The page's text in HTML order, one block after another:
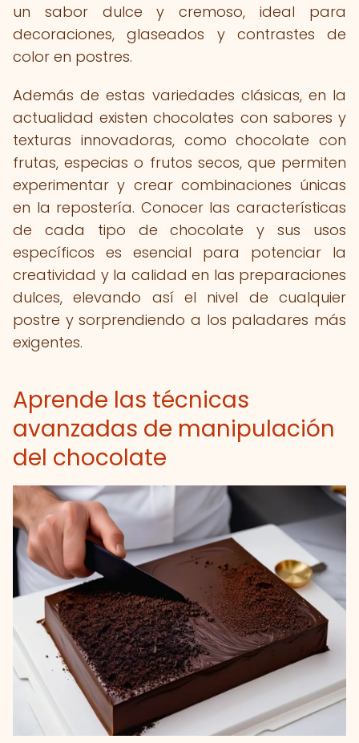
un sabor dulce y cremoso, ideal para
decoraciones, glaseados y contrastes de
color en postres.
Además de estas variedades clásicas, en la
actualidad existen chocolates con sabores y
texturas innovadoras, como chocolate con
frutas, especias o frutos secos, que permiten
experimentar y crear combinaciones únicas
en la repostería. Conocer las características
de cada tipo de chocolate y sus usos
específicos es esencial para potenciar la
creatividad y la calidad en las preparaciones
dulces, elevando así el nivel de cualquier
postre y sorprendiendo a los paladares más
exigentes.
Aprende las técnicas
avanzadas de manipulación
del chocolate